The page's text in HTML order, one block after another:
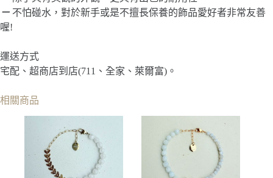
－ 不怕碰水，對於新手或是不擅長保養的飾品愛好者非常友善
喔!
運送方式
宅配、超商店到店(711、全家、萊爾富)。
相關商品